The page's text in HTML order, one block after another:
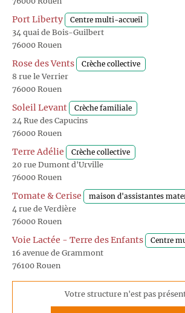
Port Liberty Centre multi-accueil
34 quai de Bois-Guilbert
76000 Rouen
Rose des Vents Crèche collective
8 rue le Verrier
76000 Rouen
Soleil Levant Crèche familiale
24 Rue des Capucins
76000 Rouen
Terre Adélie Crèche collective
20 rue Dumont d'Urville
76000 Rouen
Tomate & Cerise maison d'assistantes
4 rue de Verdière
76000 Rouen
Voie Lactée - Terre des Enfants Centre
16 avenue de Grammont
76100 Rouen
Votre structure n'est pas